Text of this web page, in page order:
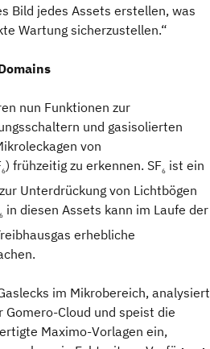
Bild jedes Assets erstellen, was
Wartung sicherzustellen.“
nun Funktionen zur
und gasisolierten
von
6) frühzeitig zu erkennen. SF6 ist ein
Unterdrückung von Lichtbögen
6 in diesen Assets kann im Laufe der
erhebliche
im Mikrobereich, analysiert
Cloud und speist die
Maximo-Vorlagen ein,